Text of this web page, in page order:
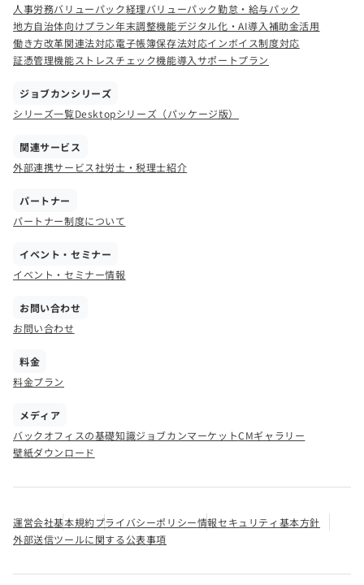
人事労務バリューパック経理バリューパック勤怠・給与パック
地方自治体向けプラン年末調整機能デジタル化・AI導入補助金活用
働き方改革関連法対応電子帳簿保存法対応インボイス制度対応
証憑管理機能ストレスチェック機能導入サポートプラン
ジョブカンシリーズ
シリーズ一覧Desktopシリーズ（パッケージ版）
関連サービス
外部連携サービス社労士・税理士紹介
パートナー
パートナー制度について
イベント・セミナー
イベント・セミナー情報
お問い合わせ
お問い合わせ
料金
料金プラン
メディア
バックオフィスの基礎知識ジョブカンマーケットCMギャラリー
壁紙ダウンロード
運営会社基本規約プライバシーポリシー情報セキュリティ基本方針
外部送信ツールに関する公表事項